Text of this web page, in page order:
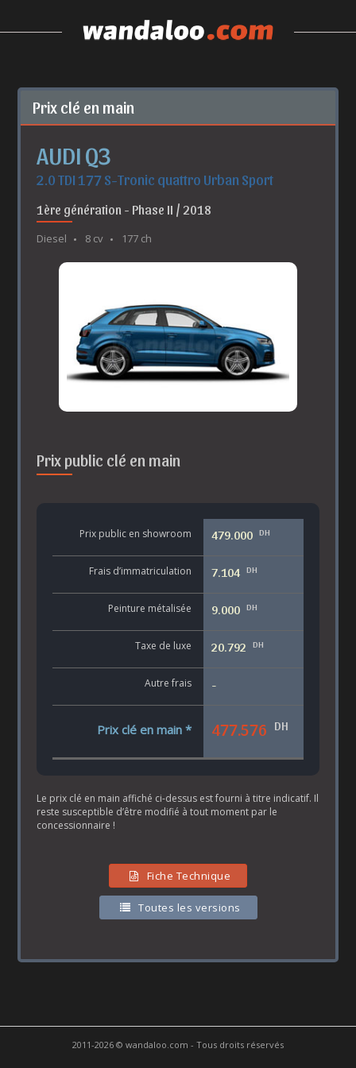
Prix clé en main
AUDI Q3
2.0 TDI 177 S-Tronic quattro Urban Sport
1ère génération - Phase II / 2018
Diesel 8 cv 177 ch
Prix public clé en main
Prix public en showroom 479.000 DH
Frais d’immatriculation 7.104 DH
Peinture métalisée 9.000 DH
Taxe de luxe 20.792 DH
Autre frais -
Prix clé en main * 477.576 DH
Le prix clé en main affiché ci-dessus est fourni à titre indicatif. Il
reste susceptible d’être modifié à tout moment par le
concessionnaire !
Fiche Technique
Toutes les versions
2011-2026 © wandaloo.com - Tous droits réservés